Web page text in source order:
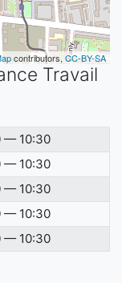
contributors, CC-BY-SA
Travail
— 10:30
— 10:30
— 10:30
— 10:30
— 10:30